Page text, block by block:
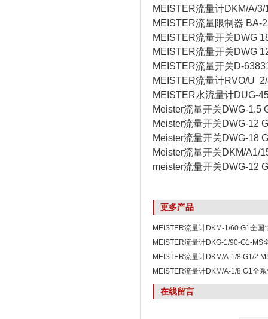
MEISTER流量计DKM/A/3/
MEISTER流量限制器 BA-
MEISTER流量开关DWG
MEISTER流量开关DWG
MEISTER流量开关D-
MEISTER流量计RVO/U
MEISTER水流量计DUG-
Meister流量开关DWG-1.5
Meister流量开关DWG-12
Meister流量开关DWG-18
Meister流量开关DKM/A1/
meister流量开关DWG-12
更多产品
MEISTER流量计DKM-1/60 G1全国
MEISTER流量计DKG-1/90-G1-MS
MEISTER流量计DKM/A-1/8 G1/2
MEISTER流量计DKM/A-1/8 G1全
在线留言